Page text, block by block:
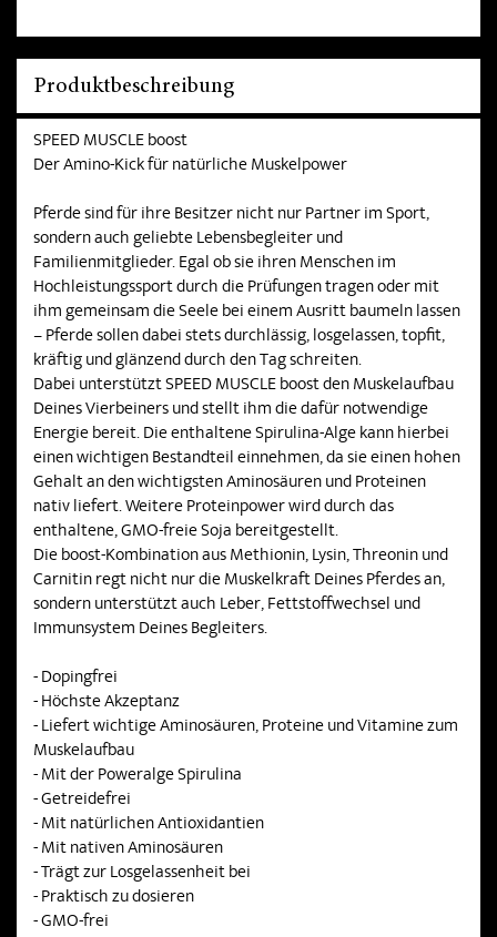
Produktbeschreibung
SPEED MUSCLE boost
Der Amino-Kick für natürliche Muskelpower
Pferde sind für ihre Besitzer nicht nur Partner im Sport,
sondern auch geliebte Lebensbegleiter und
Familienmitglieder. Egal ob sie ihren Menschen im
Hochleistungssport durch die Prüfungen tragen oder mit
ihm gemeinsam die Seele bei einem Ausritt baumeln lassen
– Pferde sollen dabei stets durchlässig, losgelassen, topfit,
kräftig und glänzend durch den Tag schreiten.
Dabei unterstützt SPEED MUSCLE boost den Muskelaufbau
Deines Vierbeiners und stellt ihm die dafür notwendige
Energie bereit. Die enthaltene Spirulina-Alge kann hierbei
einen wichtigen Bestandteil einnehmen, da sie einen hohen
Gehalt an den wichtigsten Aminosäuren und Proteinen
nativ liefert. Weitere Proteinpower wird durch das
enthaltene, GMO-freie Soja bereitgestellt.
Die boost-Kombination aus Methionin, Lysin, Threonin und
Carnitin regt nicht nur die Muskelkraft Deines Pferdes an,
sondern unterstützt auch Leber, Fettstoffwechsel und
Immunsystem Deines Begleiters.
- Dopingfrei
- Höchste Akzeptanz
- Liefert wichtige Aminosäuren, Proteine und Vitamine zum
Muskelaufbau
- Mit der Poweralge Spirulina
- Getreidefrei
- Mit natürlichen Antioxidantien
- Mit nativen Aminosäuren
- Trägt zur Losgelassenheit bei
- Praktisch zu dosieren
- GMO-frei